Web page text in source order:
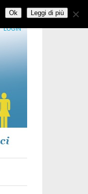
LOGIN
Ok Leggi di più